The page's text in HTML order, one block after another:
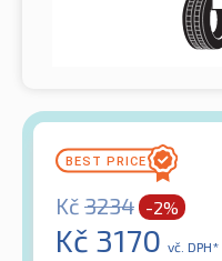
Kč 3234 -2%
Kč 3170 vč. DPH*